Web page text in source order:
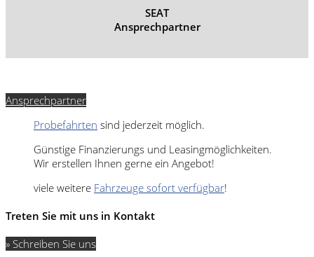
SEAT
Ansprechpartner
Ansprechpartner
Probefahrten sind jederzeit möglich.
Günstige Finanzierungs und Leasingmöglichkeiten.
Wir erstellen Ihnen gerne ein Angebot!
viele weitere Fahrzeuge sofort verfügbar!
Treten Sie mit uns in Kontakt
» Schreiben Sie uns